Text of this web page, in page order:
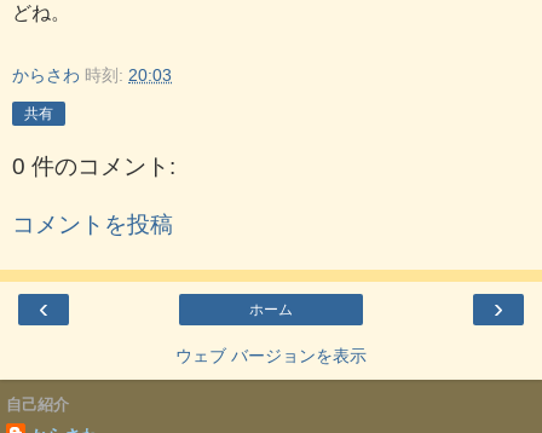
どね。
からさわ 時刻: 20:03
共有
0 件のコメント:
コメントを投稿
‹ ›
ホーム
ウェブ バージョンを表示
自己紹介